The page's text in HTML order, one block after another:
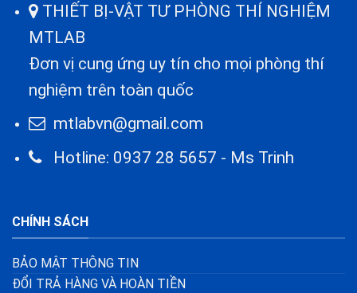
THIẾT BỊ-VẬT TƯ PHÒNG THÍ NGHIỆM
MTLAB
Đơn vị cung ứng uy tín cho mọi phòng thí
nghiệm trên toàn quốc
mtlabvn@gmail.com
Hotline: 0937 28 5657 - Ms Trinh
CHÍNH SÁCH
BẢO MẬT THÔNG TIN
ĐỔI TRẢ HÀNG VÀ HOÀN TIỀN